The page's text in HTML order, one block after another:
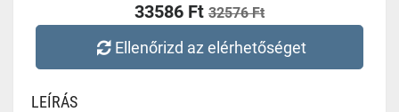
33586 Ft 32576 Ft
Ellenőrizd az elérhetőséget
LEÍRÁS